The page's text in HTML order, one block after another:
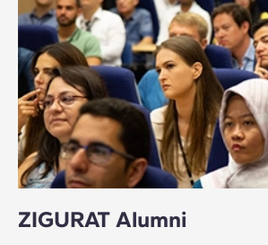
ZIGURAT Alumni